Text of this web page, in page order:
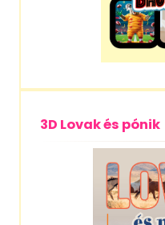
3D Lovak és pónik